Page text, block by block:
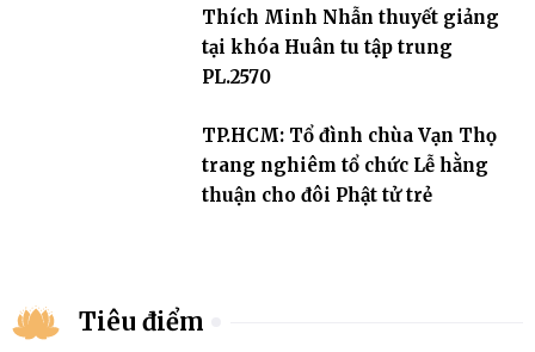
Thích Minh Nhẫn thuyết giảng
tại khóa Huân tu tập trung
PL.2570
TP.HCM: Tổ đình chùa Vạn Thọ
trang nghiêm tổ chức Lễ hằng
thuận cho đôi Phật tử trẻ
Tiêu điểm